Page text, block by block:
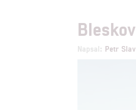
Napsal: Petr